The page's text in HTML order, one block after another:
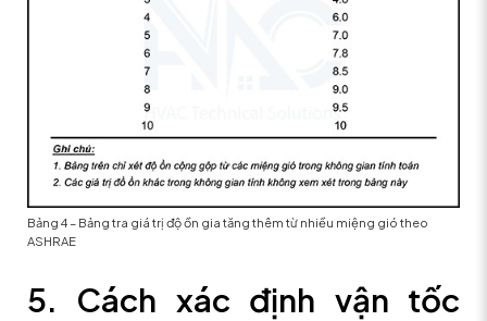
Bảng 4 – Bảng tra giá trị độ ồn gia tăng thêm từ nhiều miệng gió theo
ASHRAE
5. Cách xác định vận tốc